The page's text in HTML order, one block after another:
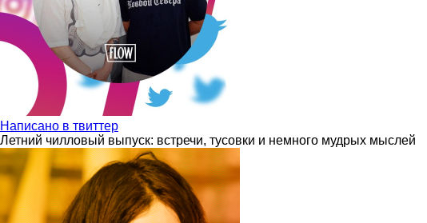
Написано в твиттер
Летний чилловый выпуск: встречи, тусовки и немного мудрых мыслей